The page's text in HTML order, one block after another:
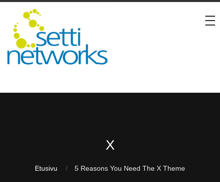
X
Etusivu 5 Reasons You Need The X Theme